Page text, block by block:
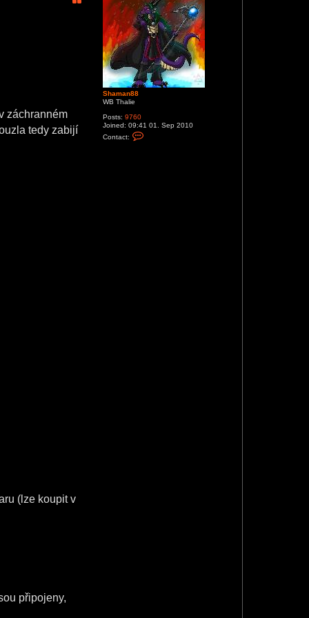
Shaman88
WB Thalie
Posts: 9760
Joined: 09:41 01. Sep 2010
Contact:
záchranném
tedy zabijí
(lze koupit v
připojeny,